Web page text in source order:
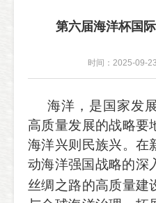
第六届海洋杯国
时间：2025-09-23
海洋，是国家发
高质量发展的战略要
海洋兴则民族兴。在
动海洋强国战略的深
丝绸之路的高质量建